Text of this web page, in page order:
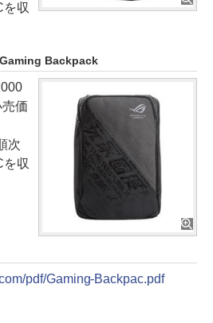
を収
Backpack
価
次
を収
pdf/Gaming-Backpac.pdf